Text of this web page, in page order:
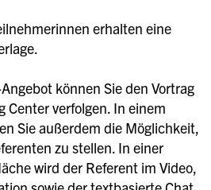
erhalten eine
können Sie den Vortrag
Center verfolgen. In einem
Sie außerdem die Möglichkeit,
zu stellen. In einer
wird der Referent im Video,